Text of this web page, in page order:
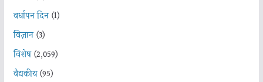
वर्धापन दिन(1)
विज्ञान(3)
विशेष(2,059)
वैद्यकीय(95)